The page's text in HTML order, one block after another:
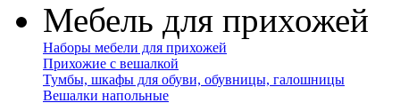
Мебель для прихожей
Наборы мебели для прихожей
Прихожие с вешалкой
Тумбы, шкафы для обуви, обувницы, галошницы
Вешалки напольные